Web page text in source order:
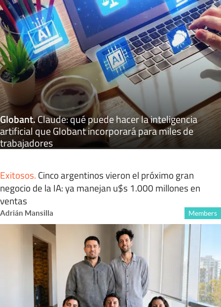
Globant.Claude: qué puede hacer la inteligencia
artificial que Globant incorporará para miles de
trabajadores
Exitosos. Cinco argentinos vieron el próximo gran
negocio de la IA: ya manejan u$s 1.000 millones en
ventas
Adrián Mansilla Members